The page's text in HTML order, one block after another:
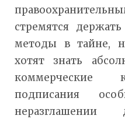
стремятся
методы в тайне,
хотят знать
коммерческие
подписания
неразглашении